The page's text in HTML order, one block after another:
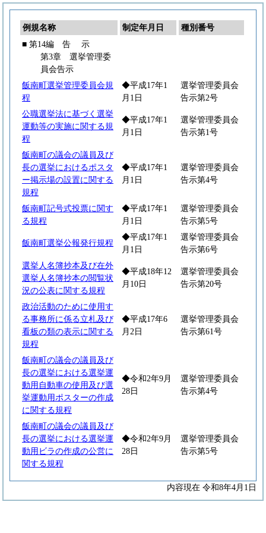
例規名称 制定年月日
種別番号
■ 第14編 告 示
第3章 選挙管理委
員会告示
飯南町選挙管理委員会規
程
◆平成17年1
月1日
選挙管理委員会
告示第2号
公職選挙法に基づく選挙
運動等の実施に関する規
程
◆平成17年1
月1日
選挙管理委員会
告示第1号
飯南町の議会の議員及び
長の選挙におけるポスタ
ー掲示場の設置に関する
規程
◆平成17年1
月1日
選挙管理委員会
告示第4号
飯南町記号式投票に関す
る規程
◆平成17年1
月1日
選挙管理委員会
告示第5号
飯南町選挙公報発行規程
◆平成17年1
月1日
選挙管理委員会
告示第6号
選挙人名簿抄本及び在外
選挙人名簿抄本の閲覧状
況の公表に関する規程
◆平成18年12
月10日
選挙管理委員会
告示第20号
政治活動のために使用す
る事務所に係る立札及び
看板の類の表示に関する
規程
◆平成17年6
月2日
選挙管理委員会
告示第61号
飯南町の議会の議員及び
長の選挙における選挙運
動用自動車の使用及び選
挙運動用ポスターの作成
に関する規程
◆令和2年9月
28日
選挙管理委員会
告示第4号
飯南町の議会の議員及び
長の選挙における選挙運
動用ビラの作成の公営に
関する規程
◆令和2年9月
28日
選挙管理委員会
告示第5号
内容現在 令和8年4月1日